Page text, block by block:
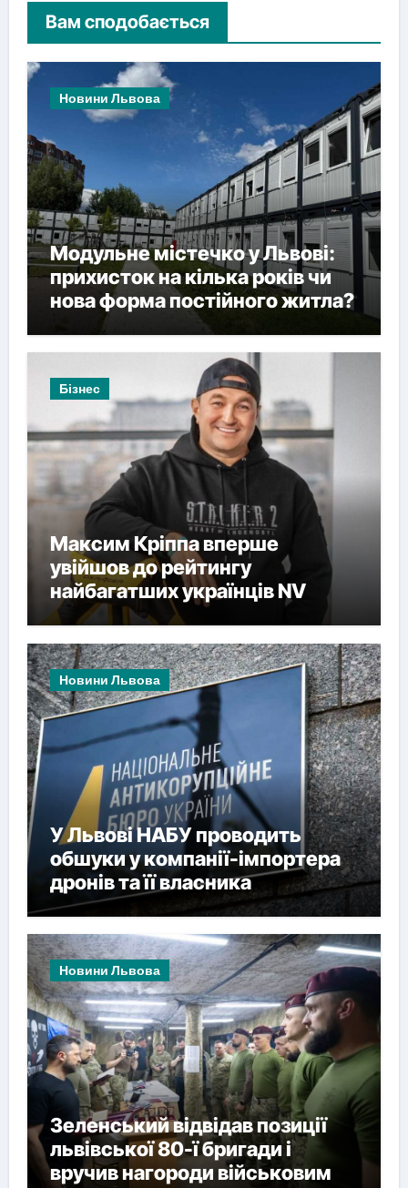
Вам сподобається
Новини Львова
Модульне містечко у Львові:
прихисток на кілька років чи
нова форма постійного житла?
Бізнес
Максим Кріппа вперше
увійшов до рейтингу
найбагатших українців NV
Новини Львова
У Львові НАБУ проводить
обшуки у компанії-імпортера
дронів та її власника
Новини Львова
Зеленський відвідав позиції
львівської 80-ї бригади і
вручив нагороди військовим